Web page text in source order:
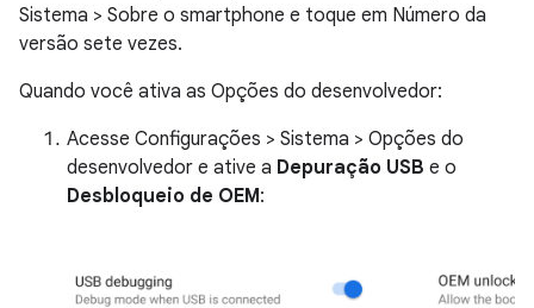
Sistema > Sobre o smartphone e toque em Número da
versão sete vezes.
Quando você ativa as Opções do desenvolvedor:
Acesse Configurações > Sistema > Opções do
desenvolvedor e ative a Depuração USB e o
Desbloqueio de OEM: